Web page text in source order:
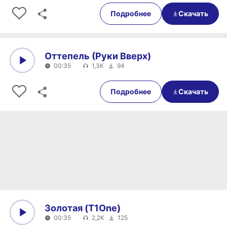
00:42
Подробнее Скачать
00:35
Оттепель (Руки Вверх)
00:35 1,3K 94
Подробнее Скачать
Золотая (T1One)
00:35 2,2K 125